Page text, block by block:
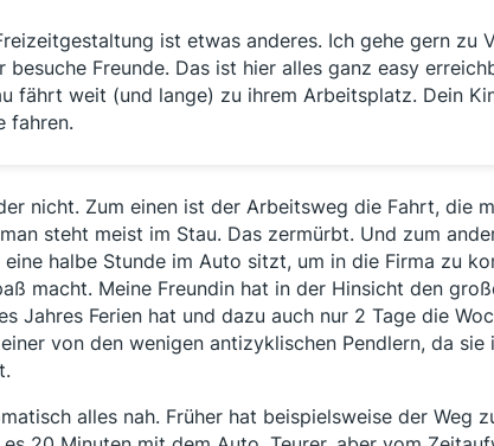
ist etwas anderes. Ich gehe gern zu
Freunde. Das ist hier alles ganz easy
fährt weit (und lange) zu ihrem Arbeitsplatz. Dein
fahren.
nicht. Zum einen ist der Arbeitsweg die Fahrt, die
steht meist im Stau. Das zermürbt. Und zum
halbe Stunde im Auto sitzt, um in die Firma zu
macht. Meine Freundin hat in der Hinsicht den
Jahres Ferien hat und dazu auch nur 2 Tage die
von den wenigen antizyklischen Pendlern, da sie
alles nah. Früher hat beispielsweise der Weg